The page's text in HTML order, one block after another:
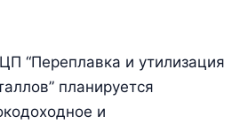
“Переплавка и утилизация
планируется
и